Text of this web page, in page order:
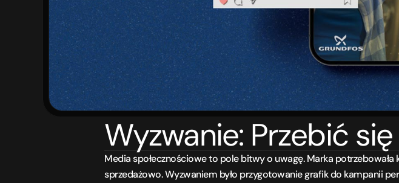
Wyzwanie: Przebić
Media społecznościowe to pole bitwy o uwagę. Marka
sprzedażowo. Wyzwaniem było przygotowanie grafik do kampanii